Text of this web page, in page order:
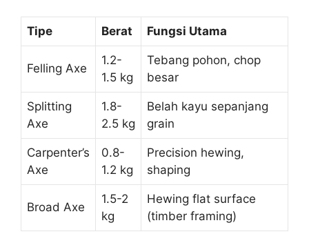
Tipe Berat Fungsi Utama
Felling Axe
1.2-
1.5 kg
Tebang pohon, chop
besar
Splitting
Axe
1.8-
2.5 kg
Belah kayu sepanjang
grain
Carpenter’s
Axe
0.8-
1.2 kg
Precision hewing,
shaping
Broad Axe
1.5-2
kg
Hewing flat surface
(timber framing)